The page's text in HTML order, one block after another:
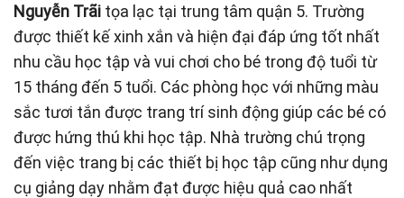
Nguyễn Trãi tọa lạc tại trung tâm quận 5. Trường
được thiết kế xinh xắn và hiện đại đáp ứng tốt nhất
nhu cầu học tập và vui chơi cho bé trong độ tuổi từ
15 tháng đến 5 tuổi. Các phòng học với những màu
sắc tươi tắn được trang trí sinh động giúp các bé có
được hứng thú khi học tập. Nhà trường chú trọng
đến việc trang bị các thiết bị học tập cũng như dụng
cụ giảng dạy nhằm đạt được hiệu quả cao nhất